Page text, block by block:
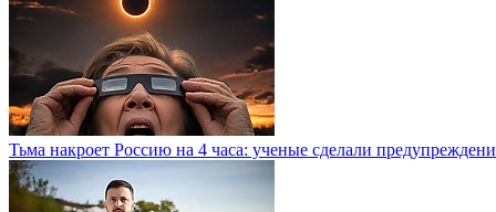
Тьма накроет Россию на 4 часа: ученые сделали